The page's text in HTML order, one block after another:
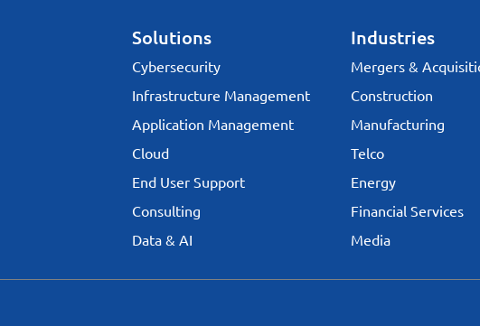
Solutions
Cybersecurity
Infrastructure Management
Application Management
Cloud
End User Support
Consulting
Data & AI
Industries
Mergers &
Construction
Manufacturing
Telco
Energy
Financial Services
Media